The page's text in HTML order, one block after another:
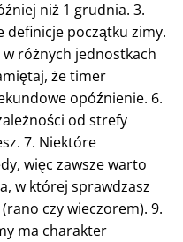
niż 1 grudnia. 3.
definicje początku zimy.
różnych jednostkach
że timer
opóźnienie. 6.
od strefy
7. Niektóre
więc zawsze warto
w której sprawdzasz
czy wieczorem). 9.
ma charakter